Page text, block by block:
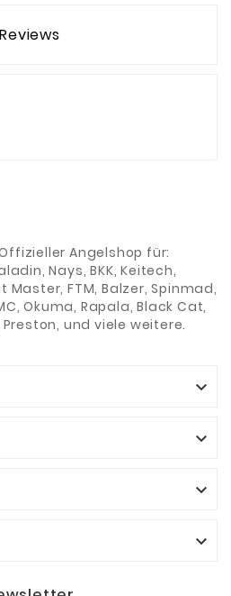
Reviews
Angelshop für:
Nays, BKK, Keitech,
Master, FTM, Balzer, Spinmad,
Okuma, Rapala, Black Cat,
Preston, und viele weitere.



